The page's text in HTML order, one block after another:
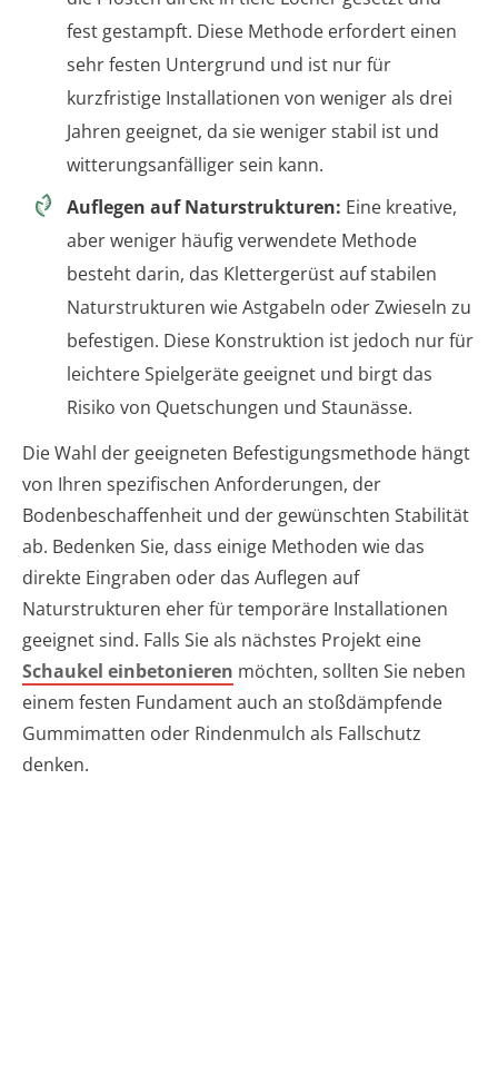
fest gestampft. Diese Methode erfordert einen
sehr festen Untergrund und ist nur für
kurzfristige Installationen von weniger als drei
Jahren geeignet, da sie weniger stabil ist und
witterungsanfälliger sein kann.
Auflegen auf Naturstrukturen: Eine kreative,
aber weniger häufig verwendete Methode
besteht darin, das Klettergerüst auf stabilen
Naturstrukturen wie Astgabeln oder Zwieseln zu
befestigen. Diese Konstruktion ist jedoch nur für
leichtere Spielgeräte geeignet und birgt das
Risiko von Quetschungen und Staunässe.
Die Wahl der geeigneten Befestigungsmethode hängt
von Ihren spezifischen Anforderungen, der
Bodenbeschaffenheit und der gewünschten Stabilität
ab. Bedenken Sie, dass einige Methoden wie das
direkte Eingraben oder das Auflegen auf
Naturstrukturen eher für temporäre Installationen
geeignet sind. Falls Sie als nächstes Projekt eine
Schaukel einbetonieren möchten, sollten Sie neben
einem festen Fundament auch an stoßdämpfende
Gummimatten oder Rindenmulch als Fallschutz
denken.